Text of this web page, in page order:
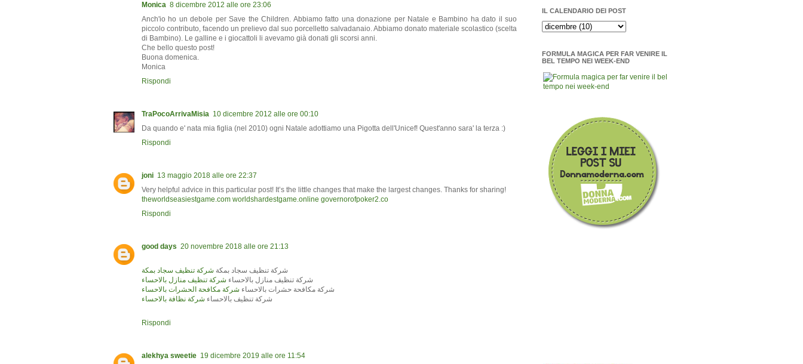
Monica 8 dicembre 2012 alle ore 23:06
Anch'io ho un debole per Save the Children. Abbiamo fatto una donazione per Natale e Bambino ha dato il suo
piccolo contributo, facendo un prelievo dal suo porcelletto salvadanaio. Abbiamo donato materiale scolastico (scelta
di Bambino). Le galline e i giocattoli li avevamo già donati gli scorsi anni.
Che bello questo post!
Buona domenica.
Monica
Rispondi
TraPocoArrivaMisia 10 dicembre 2012 alle ore 00:10
Da quando e' nata mia figlia (nel 2010) ogni Natale adottiamo una Pigotta dell'Unicef! Quest'anno sara' la terza :)
Rispondi
joni 13 maggio 2018 alle ore 22:37
Very helpful advice in this particular post! It’s the little changes that make the largest changes. Thanks for sharing!
theworldseasiestgame.com worldshardestgame.online governorofpoker2.co
Rispondi
good days 20 novembre 2018 alle ore 21:13
شركة تنظيف سجاد بمكة شركة تنظيف سجاد بمكة
شركة تنظيف منازل بالاحساء شركة تنظيف منازل بالاحساء
شركة مكافحة حشرات بالاحساء شركة مكافحة الحشرات بالاحساء
شركة تنظيف بالاحساء شركة نظافة بالاحساء
Rispondi
alekhya sweetie 19 dicembre 2019 alle ore 11:54
IL CALENDARIO DEI POST
FORMULA MAGICA PER FAR VENIRE IL
BEL TEMPO NEI WEEK-END